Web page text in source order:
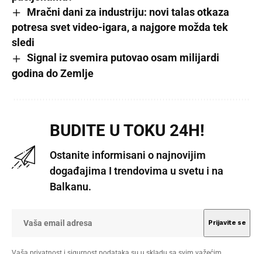
Mračni dani za industriju: novi talas otkaza
potresa svet video-igara, a najgore možda tek
sledi
Signal iz svemira putovao osam milijardi
godina do Zemlje
BUDITE U TOKU 24H!
Ostanite informisani o najnovijim
događajima I trendovima u svetu i na
Balkanu.